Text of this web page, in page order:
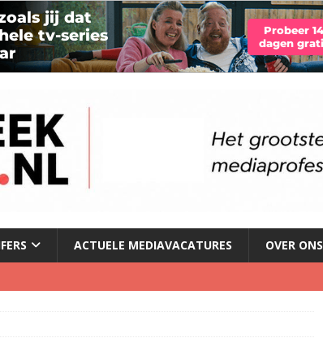
ACTUELE MEDIAVACATURES OVER ONS
voor Meta?
wordt kweekvijver voor nieuw radiotalent steeds kleiner